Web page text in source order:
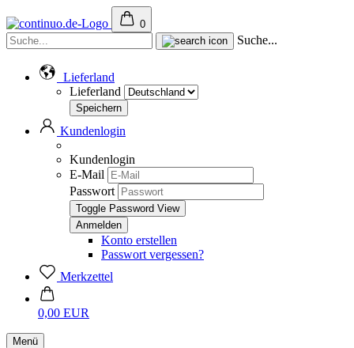
0
Suche...
Lieferland
Lieferland
Kundenlogin
Kundenlogin
E-Mail
Passwort
Toggle Password View
Konto erstellen
Passwort vergessen?
Merkzettel
0,00 EUR
Menü